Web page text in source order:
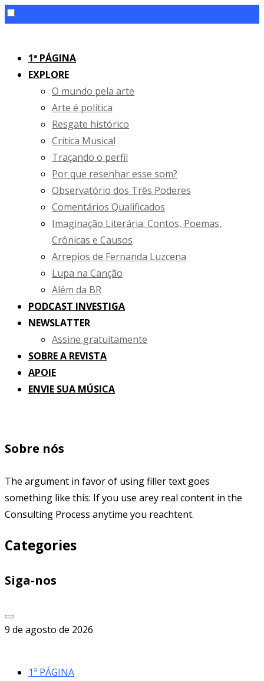
content1ª PÁGINA
EXPLORE
O mundo pela arte
Arte é política
Resgate histórico
Crítica Musical
Traçando o perfil
Por que resenhar esse som?
Observatório dos Três Poderes
Comentários Qualificados
Imaginação Literária: Contos, Poemas,
Crônicas e Causos
Arrepios de Fernanda Luzcena
Lupa na Canção
Além da BR
PODCAST INVESTIGA
NEWSLATTER
Assine gratuitamente
SOBRE A REVISTA
APOIE
ENVIE SUA MÚSICA
Sobre nós
The argument in favor of using filler text goes
something like this: If you use arey real content in the
Consulting Process anytime you reachtent.
Categories
Siga-nos
9 de agosto de 2026
1ª PÁGINA